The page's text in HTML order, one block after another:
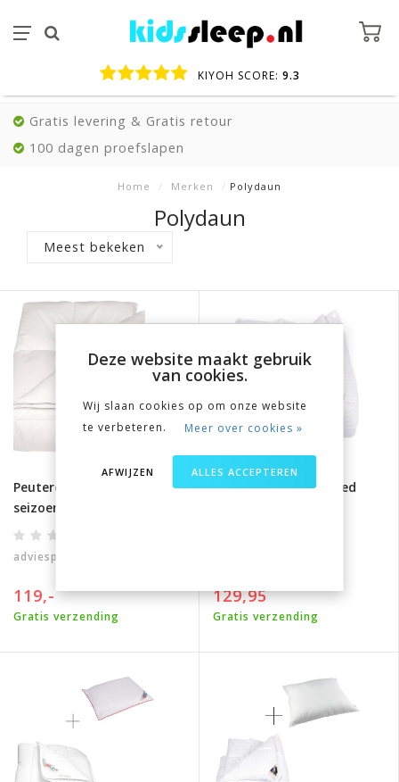
KIYOH SCORE: 9.3
Gratis levering & Gratis retour
100 dagen proefslapen
Home / Merken / Polydaun
Polydaun
Meest bekeken
Peuterdekbed Pimpernel 4-
seizoenen
adviesprijs
119,-
Gratis verzending
Liv 4-seizoenen dekbed
129,95
Gratis verzending
Deze website maakt gebruik
van cookies.
Wij slaan cookies op om onze website
te verbeteren.
Meer over cookies »
ALLES ACCEPTEREN
AFWIJZEN